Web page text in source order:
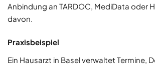
Anbindung an TARDOC, MediData oder
davon.
Praxisbeispiel
Ein Hausarzt in Basel verwaltet Termine,